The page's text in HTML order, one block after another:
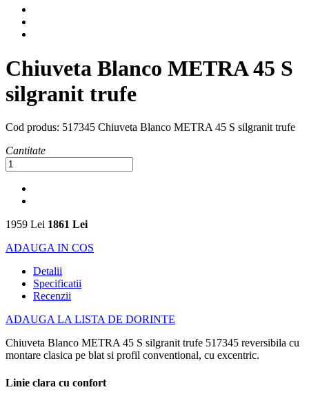
Chiuveta Blanco METRA 45 S
silgranit trufe
Cod produs: 517345 Chiuveta Blanco METRA 45 S silgranit trufe
Cantitate
1959 Lei 1861 Lei
ADAUGA IN COS
Detalii
Specificatii
Recenzii
ADAUGA LA LISTA DE DORINTE
Chiuveta Blanco METRA 45 S silgranit trufe 517345 reversibila cu
montare clasica pe blat si profil conventional, cu excentric.
Linie clara cu confort